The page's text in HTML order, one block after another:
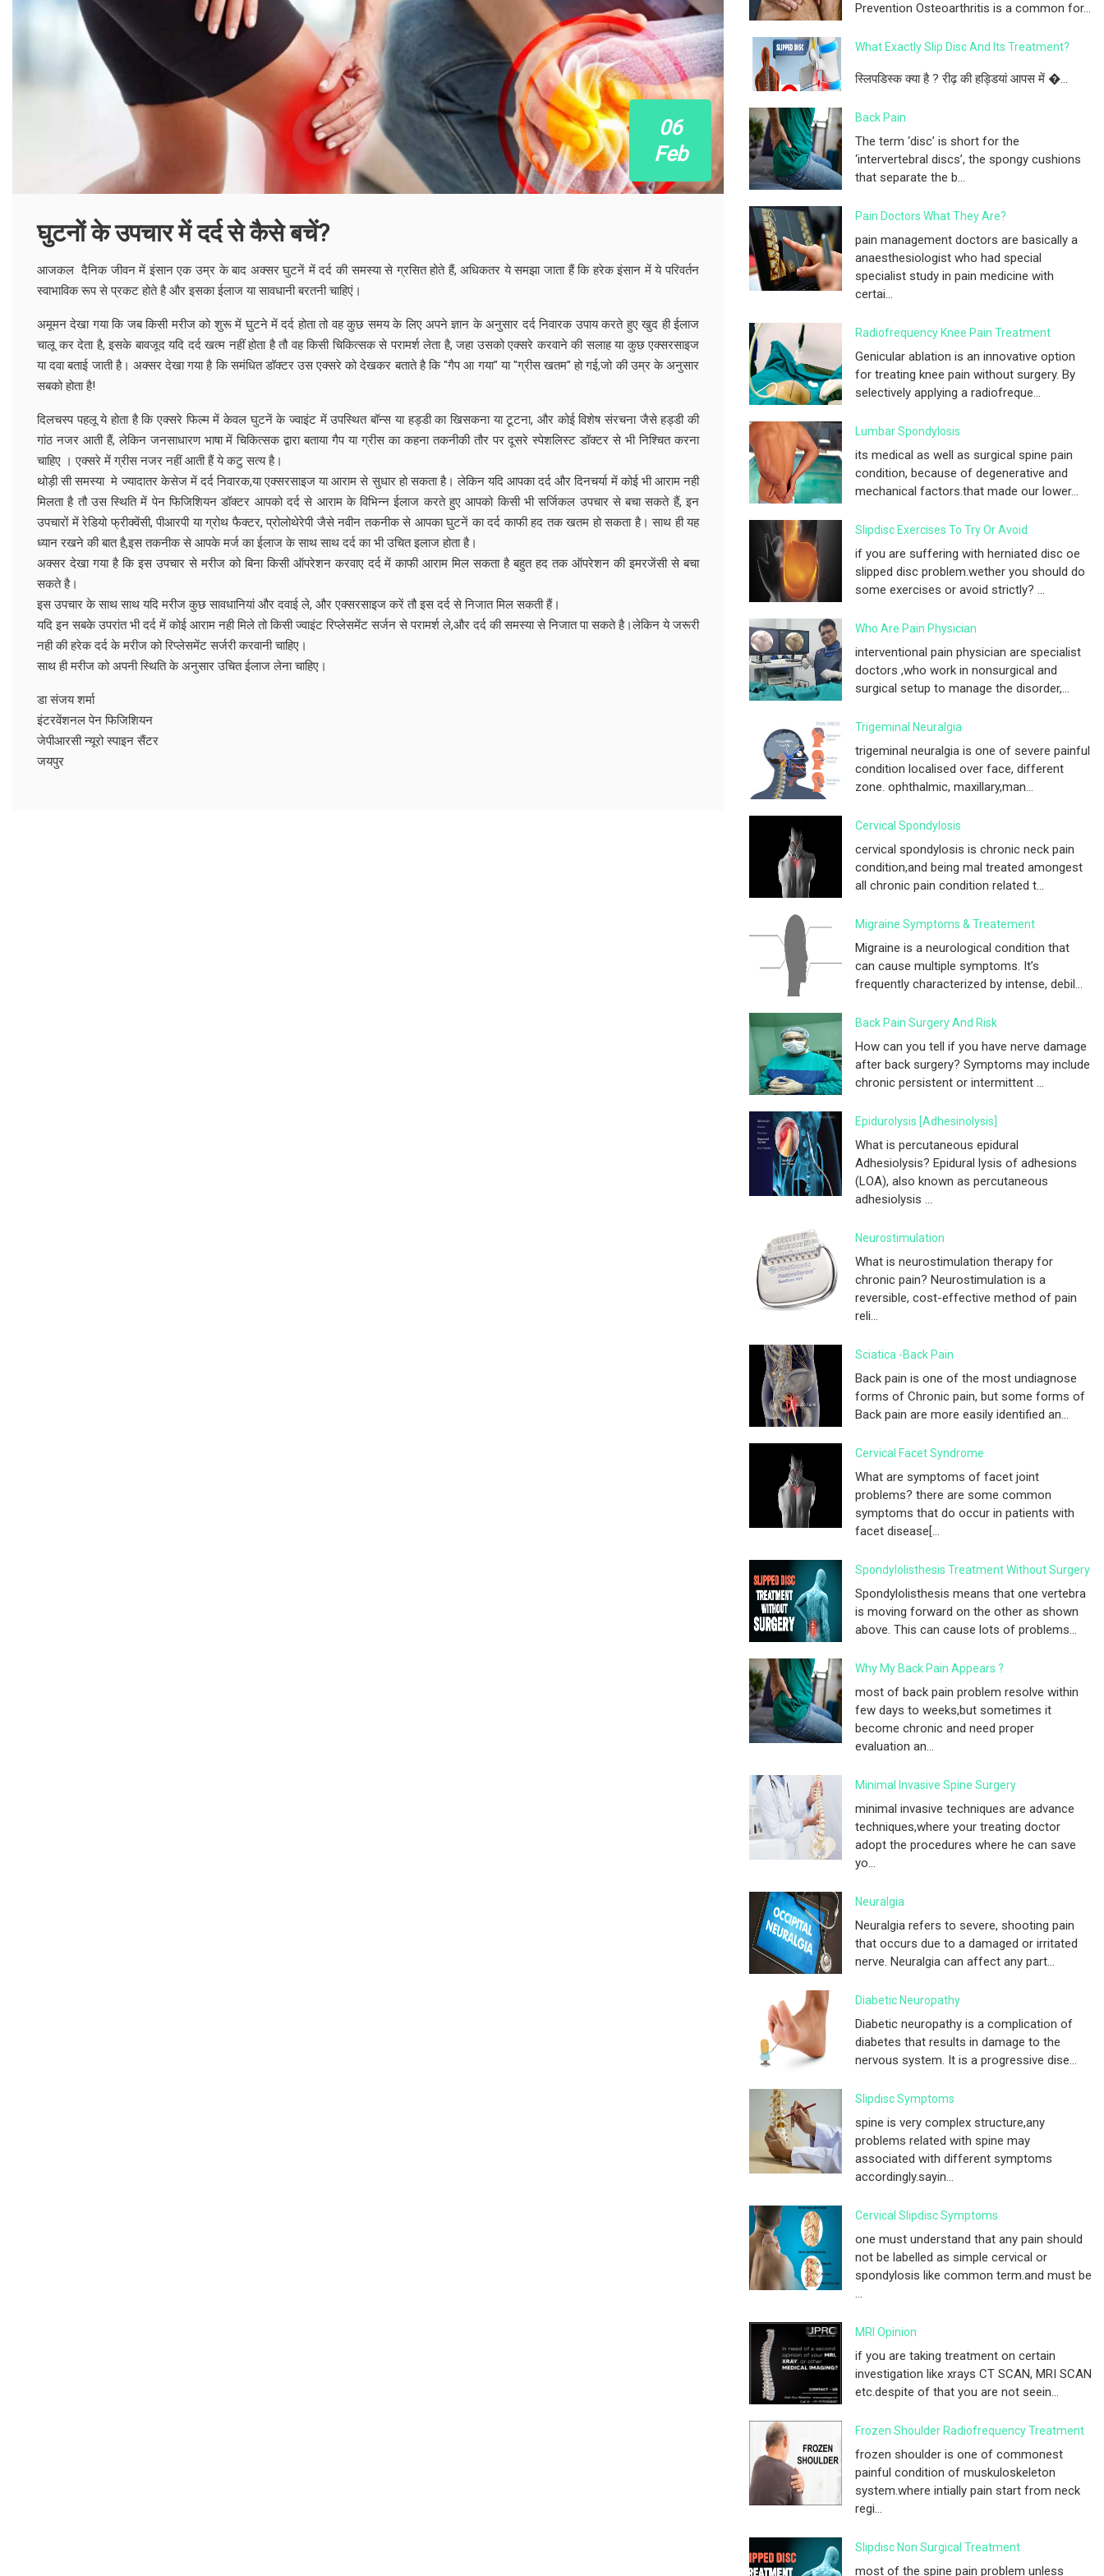
06
Feb
घुटनों के उपचार में दर्द से कैसे बचें?
आजकल दैनिक जीवन में इंसान एक उम्र के बाद अक्सर घुटनें में दर्द की समस्या से ग्रसित होते हैं, अधिकतर ये समझा जाता हैं कि हरेक इंसान में ये परिवर्तन
स्वाभाविक रूप से प्रकट होते है और इसका ईलाज या सावधानी बरतनी चाहिएं।
अमूमन देखा गया कि जब किसी मरीज को शुरू में घुटने में दर्द होता तो वह कुछ समय के लिए अपने ज्ञान के अनुसार दर्द निवारक उपाय करते हुए खुद ही ईलाज
चालू कर देता है, इसके बावजूद यदि दर्द खत्म नहीं होता है तौ वह किसी चिकित्सक से परामर्श लेता है, जहा उसको एक्सरे करवाने की सलाह या कुछ एक्सरसाइज
या दवा बताई जाती है। अक्सर देखा गया है कि समंधित डॉक्टर उस एक्सरे को देखकर बताते है कि "गैप आ गया" या "ग्रीस खतम" हो गई,जो की उम्र के अनुसार
सबको होता है!
दिलचस्प पहलू ये होता है कि एक्सरे फिल्म में केवल घुटनें के ज्वाइंट में उपस्थित बॉन्स या हड्डी का खिसकना या टूटना, और कोई विशेष संरचना जैसे हड्डी की
गांठ नजर आती हैं, लेकिन जनसाधारण भाषा में चिकित्सक द्वारा बताया गैप या ग्रीस का कहना तकनीकी तौर पर दूसरे स्पेशलिस्ट डॉक्टर से भी निश्चित करना
चाहिए । एक्सरे में ग्रीस नजर नहीं आती हैं ये कटु सत्य है।
थोड़ी सी समस्या मे ज्यादातर केसेज में दर्द निवारक,या एक्सरसाइज या आराम से सुधार हो सकता है। लेकिन यदि आपका दर्द और दिनचर्या में कोई भी आराम नही
मिलता है तौ उस स्थिति में पेन फिजिशियन डॉक्टर आपको दर्द से आराम के विभिन्न ईलाज करते हुए आपको किसी भी सर्जिकल उपचार से बचा सकते हैं, इन
उपचारों में रेडियो फ्रीक्वेंसी, पीआरपी या ग्रोथ फैक्टर, प्रोलोथेरेपी जैसे नवीन तकनीक से आपका घुटनें का दर्द काफी हद तक खतम हो सकता है। साथ ही यह
ध्यान रखने की बात है,इस तकनीक से आपके मर्ज का ईलाज के साथ साथ दर्द का भी उचित इलाज होता है।
अक्सर देखा गया है कि इस उपचार से मरीज को बिना किसी ऑपरेशन करवाए दर्द में काफी आराम मिल सकता है बहुत हद तक ऑपरेशन की इमरजेंसी से बचा
सकते है।
इस उपचार के साथ साथ यदि मरीज कुछ सावधानियां और दवाई ले, और एक्सरसाइज करें तौ इस दर्द से निजात मिल सकती हैं।
यदि इन सबके उपरांत भी दर्द में कोई आराम नही मिले तो किसी ज्वाइंट रिप्लेसमेंट सर्जन से परामर्श ले,और दर्द की समस्या से निजात पा सकते है।लेकिन ये जरूरी
नही की हरेक दर्द के मरीज को रिप्लेसमेंट सर्जरी करवानी चाहिए।
साथ ही मरीज को अपनी स्थिति के अनुसार उचित ईलाज लेना चाहिए।
डा संजय शर्मा
इंटरवेंशनल पेन फिजिशियन
जेपीआरसी न्यूरो स्पाइन सैंटर
जयपुर
Prevention Osteoarthritis is a common for...
What Exactly Slip Disc And Its Treatment?
स्लिपडिस्क क्या है ? रीढ़ की हड्डियां आपस में �...
Back Pain
The term ‘disc’ is short for the
‘intervertebral discs’, the spongy cushions
that separate the b...
Pain Doctors What They Are?
pain management doctors are basically a
anaesthesiologist who had special
specialist study in pain medicine with
certai...
Radiofrequency Knee Pain Treatment
Genicular ablation is an innovative option
for treating knee pain without surgery. By
selectively applying a radiofreque...
Lumbar Spondylosis
its medical as well as surgical spine pain
condition, because of degenerative and
mechanical factors.that made our lower...
Slipdisc Exercises To Try Or Avoid
if you are suffering with herniated disc oe
slipped disc problem.wether you should do
some exercises or avoid strictly? ...
Who Are Pain Physician
interventional pain physician are specialist
doctors ,who work in nonsurgical and
surgical setup to manage the disorder,...
Trigeminal Neuralgia
trigeminal neuralgia is one of severe painful
condition localised over face, different
zone. ophthalmic, maxillary,man...
Cervical Spondylosis
cervical spondylosis is chronic neck pain
condition,and being mal treated amongest
all chronic pain condition related t...
Migraine Symptoms & Treatement
Migraine is a neurological condition that
can cause multiple symptoms. It’s
frequently characterized by intense, debil...
Back Pain Surgery And Risk
How can you tell if you have nerve damage
after back surgery? Symptoms may include
chronic persistent or intermittent ...
Epidurolysis [adhesinolysis]
What is percutaneous epidural
Adhesiolysis? Epidural lysis of adhesions
(LOA), also known as percutaneous
adhesiolysis ...
Neurostimulation
What is neurostimulation therapy for
chronic pain? Neurostimulation is a
reversible, cost-effective method of pain
reli...
Sciatica -Back Pain
Back pain is one of the most undiagnose
forms of Chronic pain, but some forms of
Back pain are more easily identified an...
Cervical Facet Syndrome
What are symptoms of facet joint
problems? there are some common
symptoms that do occur in patients with
facet disease[...
Spondylolisthesis Treatment Without Surgery
Spondylolisthesis means that one vertebra
is moving forward on the other as shown
above. This can cause lots of problems...
Why My Back Pain Appears ?
most of back pain problem resolve within
few days to weeks,but sometimes it
become chronic and need proper
evaluation an...
Minimal Invasive Spine Surgery
minimal invasive techniques are advance
techniques,where your treating doctor
adopt the procedures where he can save
yo...
Neuralgia
Neuralgia refers to severe, shooting pain
that occurs due to a damaged or irritated
nerve. Neuralgia can affect any part...
Diabetic Neuropathy
Diabetic neuropathy is a complication of
diabetes that results in damage to the
nervous system. It is a progressive dise...
Slipdisc Symptoms
spine is very complex structure,any
problems related with spine may
associated with different symptoms
accordingly.sayin...
Cervical Slipdisc Symptoms
one must understand that any pain should
not be labelled as simple cervical or
spondylosis like common term.and must be
...
MRI Opinion
if you are taking treatment on certain
investigation like xrays CT SCAN, MRI SCAN
etc.despite of that you are not seein...
Frozen Shoulder Radiofrequency Treatment
frozen shoulder is one of commonest
painful condition of muskuloskeleton
system.where intially pain start from neck
regi...
Slipdisc Non Surgical Treatment
most of the spine pain problem unless